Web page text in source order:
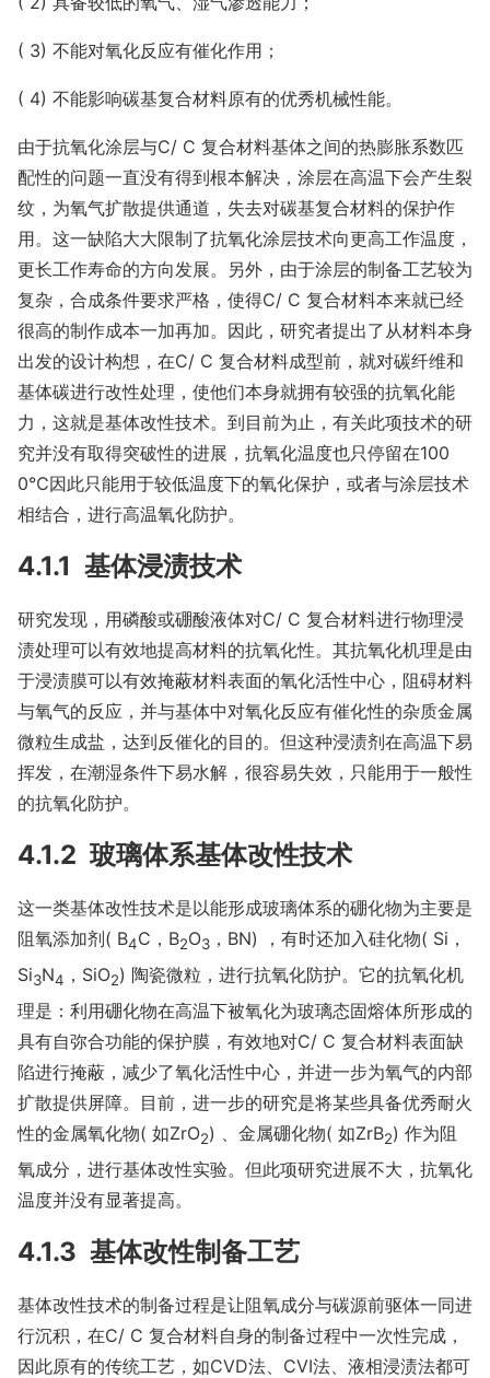
( 3) 不能对氧化反应有催化作用；
( 4) 不能影响碳基复合材料原有的优秀机械性能。
由于抗氧化涂层与C/ C 复合材料基体之间的热膨胀系数匹
配性的问题一直没有得到根本解决，涂层在高温下会产生裂
纹，为氧气扩散提供通道，失去对碳基复合材料的保护作
用。这一缺陷大大限制了抗氧化涂层技术向更高工作温度，
更长工作寿命的方向发展。另外，由于涂层的制备工艺较为
复杂，合成条件要求严格，使得C/ C 复合材料本来就已经
很高的制作成本一加再加。因此，研究者提出了从材料本身
出发的设计构想，在C/ C 复合材料成型前，就对碳纤维和
基体碳进行改性处理，使他们本身就拥有较强的抗氧化能
力，这就是基体改性技术。到目前为止，有关此项技术的研
究并没有取得突破性的进展，抗氧化温度也只停留在100
0℃因此只能用于较低温度下的氧化保护，或者与涂层技术
相结合，进行高温氧化防护。
4.1.1 基体浸渍技术
研究发现，用磷酸或硼酸液体对C/ C 复合材料进行物理浸
渍处理可以有效地提高材料的抗氧化性。其抗氧化机理是由
于浸渍膜可以有效掩蔽材料表面的氧化活性中心，阻碍材料
与氧气的反应，并与基体中对氧化反应有催化性的杂质金属
微粒生成盐，达到反催化的目的。但这种浸渍剂在高温下易
挥发，在潮湿条件下易水解，很容易失效，只能用于一般性
的抗氧化防护。
4.1.2 玻璃体系基体改性技术
这一类基体改性技术是以能形成玻璃体系的硼化物为主要是
阻氧添加剂( B4C，B2O3 ，BN) ，有时还加入硅化物( Si，
Si3N4 ，SiO2) 陶瓷微粒，进行抗氧化防护。它的抗氧化机
理是：利用硼化物在高温下被氧化为玻璃态固熔体所形成的
具有自弥合功能的保护膜，有效地对C/ C 复合材料表面缺
陷进行掩蔽，减少了氧化活性中心，并进一步为氧气的内部
扩散提供屏障。目前，进一步的研究是将某些具备优秀耐火
性的金属氧化物( 如ZrO2) 、金属硼化物( 如ZrB2) 作为阻
氧成分，进行基体改性实验。但此项研究进展不大，抗氧化
温度并没有显著提高。
4.1.3 基体改性制备工艺
基体改性技术的制备过程是让阻氧成分与碳源前驱体一同进
行沉积，在C/ C 复合材料自身的制备过程中一次性完成，
因此原有的传统工艺，如CVD法、CVI法、液相浸渍法都可